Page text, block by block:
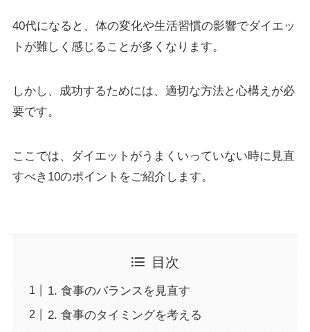
40代になると、体の変化や生活習慣の影響でダイエッ
トが難しく感じることが多くなります。
しかし、成功するためには、適切な方法と心構えが必
要です。
ここでは、ダイエットがうまくいっていない時に見直
すべき10のポイントをご紹介します。
目次
1. 食事のバランスを見直す
2. 食事のタイミングを考える